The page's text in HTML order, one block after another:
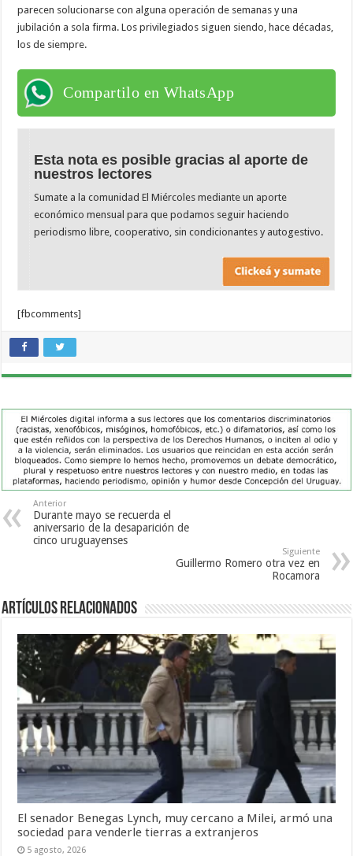
parecen solucionarse con alguna operación de semanas y una
jubilación a sola firma. Los privilegiados siguen siendo, hace décadas,
los de siempre.
Compartilo en WhatsApp
Esta nota es posible gracias al aporte de
nuestros lectores
Sumate a la comunidad El Miércoles mediante un aporte
económico mensual para que podamos seguir haciendo
periodismo libre, cooperativo, sin condicionantes y autogestivo.
[fbcomments]
Anterior
Durante mayo se recuerda el
aniversario de la desaparición de
cinco uruguayenses
Siguiente
Guillermo Romero otra vez en
Rocamora
Artículos Relacionados
El senador Benegas Lynch, muy cercano a Milei, armó una
sociedad para venderle tierras a extranjeros
5 agosto, 2026